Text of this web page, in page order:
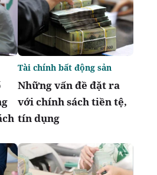
Những vấn đề đặt ra
với chính sách tiền tệ,
tín dụng
Tài chính bất động sản